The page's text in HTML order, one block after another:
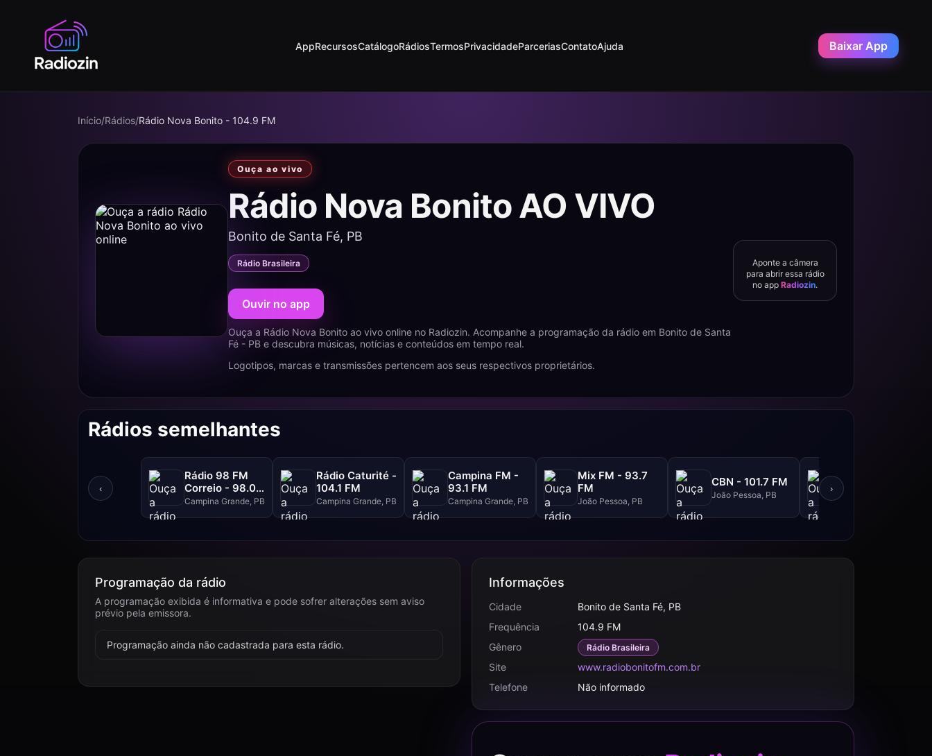
AppRecursosCatálogoRádiosTermosPrivacidadeParceriasContatoAjuda Baixar App
Início/Rádios/Rádio Nova Bonito - 104.9 FM
Ouça ao vivo
Rádio Nova Bonito AO VIVO
Bonito de Santa Fé, PB
Rádio Brasileira
Ouvir no app
Ouça a Rádio Nova Bonito ao vivo online no Radiozin. Acompanhe a programação da rádio em Bonito de Santa
Fé - PB e descubra músicas, notícias e conteúdos em tempo real.
Logotipos, marcas e transmissões pertencem aos seus respectivos proprietários.
Aponte a câmera
para abrir essa rádio
no appRadiozin.
Rádios semelhantes
‹
Rádio 98 FM
Correio - 98.0
FM
Campina Grande, PB
Rádio Caturité -
104.1 FM
Campina Grande, PB
Campina FM -
93.1 FM
Campina Grande, PB
Mix FM - 93.7
FM
João Pessoa, PB
CBN - 101.7 FM
João Pessoa, PB
Correio - 98.3
›
Programação da rádio
A programação exibida é informativa e pode sofrer alterações sem aviso
prévio pela emissora.
Programação ainda não cadastrada para esta rádio.
Informações
Cidade
Bonito de Santa Fé, PB
Frequência
104.9 FM
Gênero
Rádio Brasileira
Site
www.radiobonitofm.com.br
Telefone
Não informado